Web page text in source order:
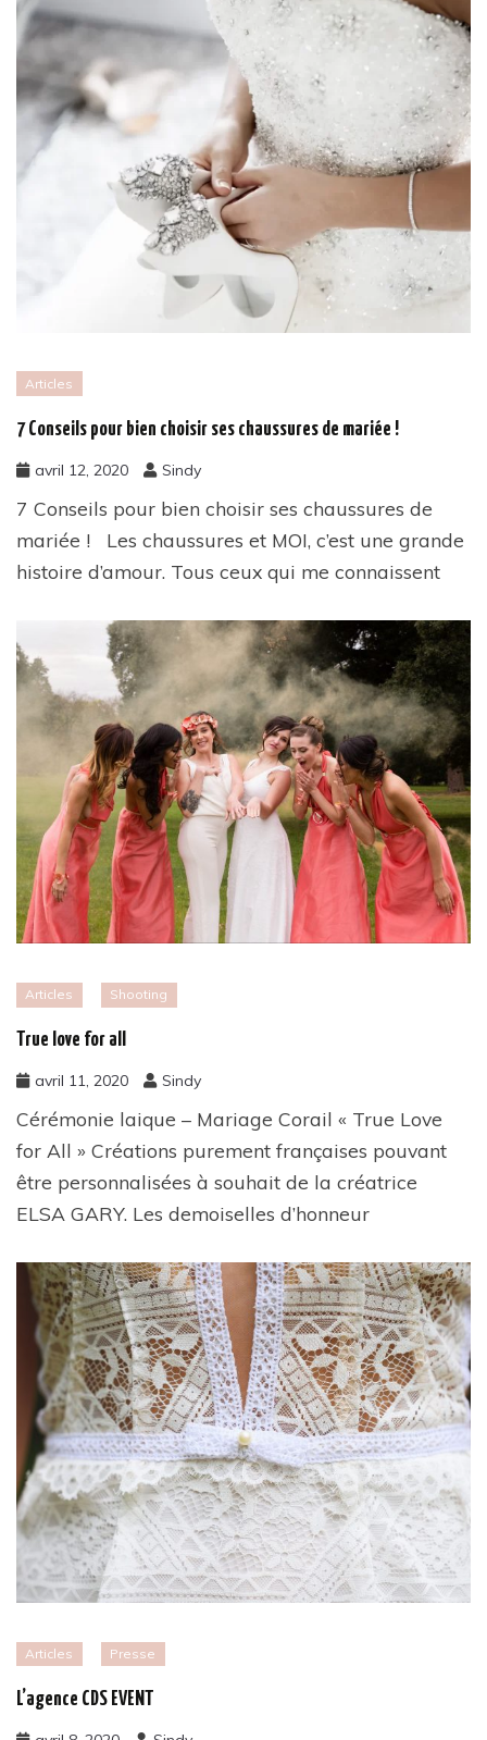
Articles
7 Conseils pour bien choisir ses chaussures de mariée !
avril 12, 2020 Sindy
7 Conseils pour bien choisir ses chaussures de
mariée ! Les chaussures et MOI, c’est une grande
histoire d’amour. Tous ceux qui me connaissent
Articles Shooting
True love for all
avril 11, 2020 Sindy
Cérémonie laique – Mariage Corail « True Love
for All » Créations purement françaises pouvant
être personnalisées à souhait de la créatrice
ELSA GARY. Les demoiselles d’honneur
Articles Presse
L’agence CDS EVENT